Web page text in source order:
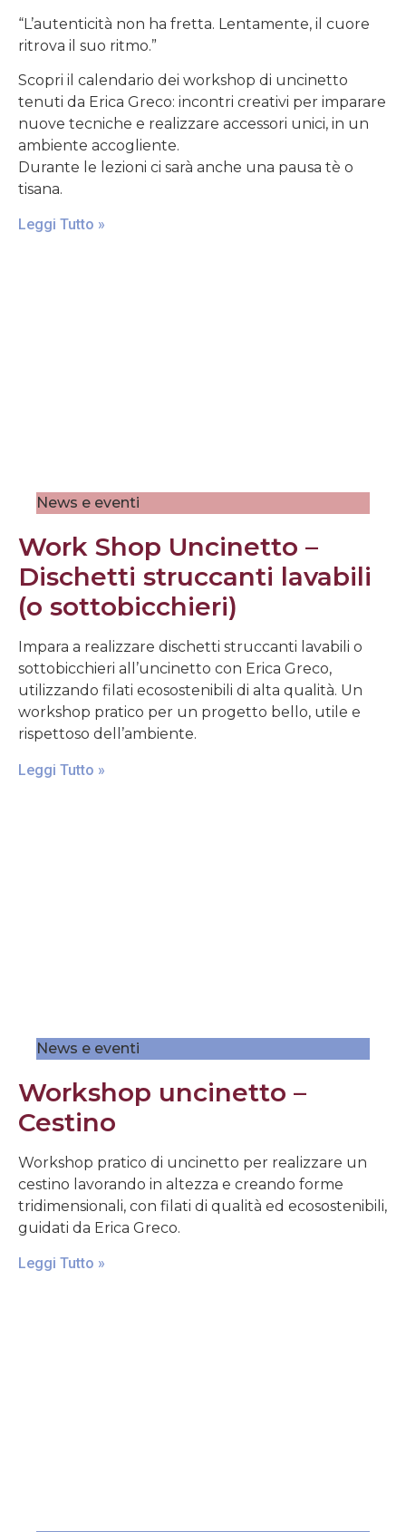
“L’autenticità non ha fretta. Lentamente, il cuore
ritrova il suo ritmo.”
Scopri il calendario dei workshop di uncinetto
tenuti da Erica Greco: incontri creativi per imparare
nuove tecniche e realizzare accessori unici, in un
ambiente accogliente.
Durante le lezioni ci sarà anche una pausa tè o
tisana.
Leggi Tutto »
News e eventi
Work Shop Uncinetto –
Dischetti struccanti lavabili
(o sottobicchieri)
Impara a realizzare dischetti struccanti lavabili o
sottobicchieri all’uncinetto con Erica Greco,
utilizzando filati ecosostenibili di alta qualità. Un
workshop pratico per un progetto bello, utile e
rispettoso dell’ambiente.
Leggi Tutto »
News e eventi
Workshop uncinetto –
Cestino
Workshop pratico di uncinetto per realizzare un
cestino lavorando in altezza e creando forme
tridimensionali, con filati di qualità ed ecosostenibili,
guidati da Erica Greco.
Leggi Tutto »